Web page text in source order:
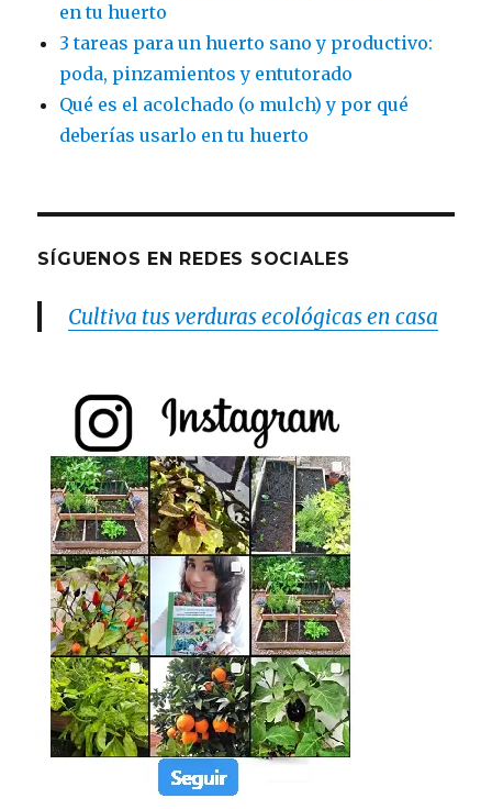
en tu huerto
3 tareas para un huerto sano y productivo:
poda, pinzamientos y entutorado
Qué es el acolchado (o mulch) y por qué
deberías usarlo en tu huerto
SÍGUENOS EN REDES SOCIALES
Cultiva tus verduras ecológicas en casa